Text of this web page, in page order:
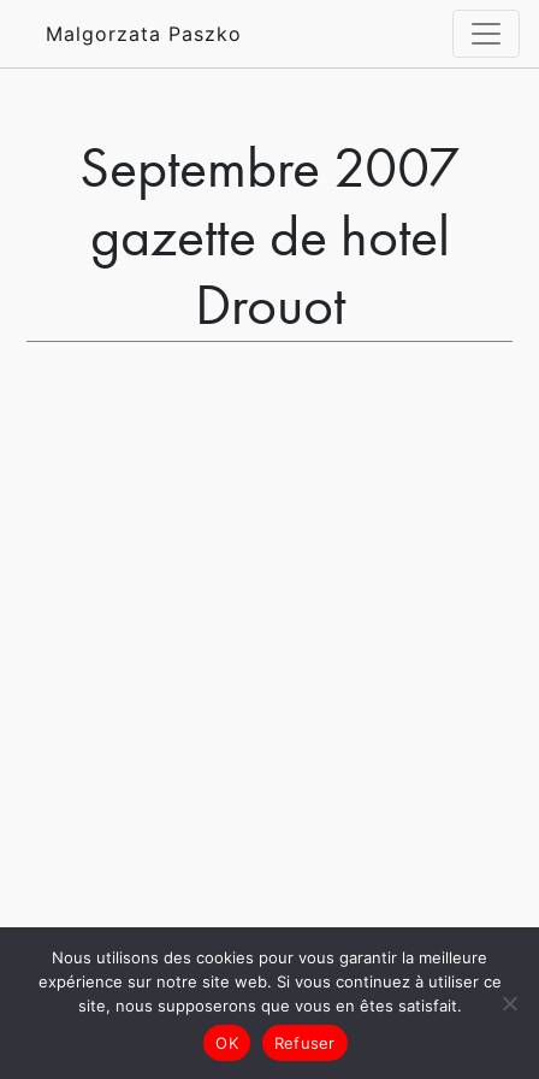
Malgorzata Paszko
Septembre 2007
gazette de hotel
Drouot
Nous utilisons des cookies pour vous garantir la meilleure
expérience sur notre site web. Si vous continuez à utiliser ce
site, nous supposerons que vous en êtes satisfait.
OK
Refuser